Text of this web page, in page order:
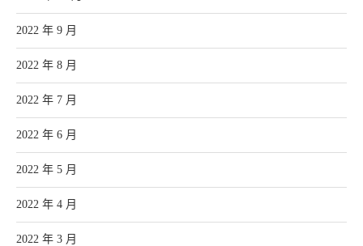
2022 年 9 月
2022 年 8 月
2022 年 7 月
2022 年 6 月
2022 年 5 月
2022 年 4 月
2022 年 3 月